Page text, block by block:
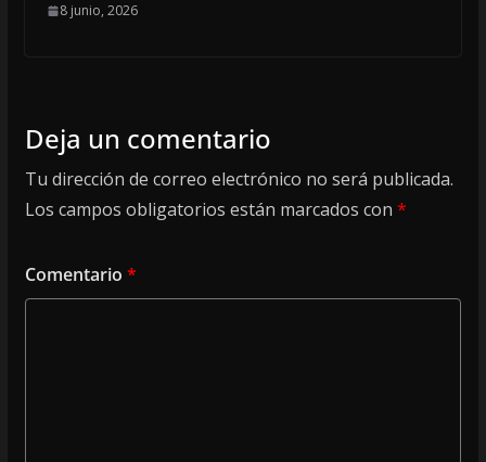
8 junio, 2026
Deja un comentario
Tu dirección de correo electrónico no será publicada.
Los campos obligatorios están marcados con *
Comentario *